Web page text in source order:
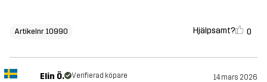
Artikelnr 10990 Hjälpsamt? 0
Elin Ö. Verifierad köpare 14 mars 2026